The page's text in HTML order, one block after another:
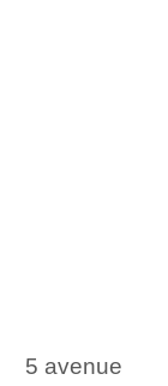
5 avenue